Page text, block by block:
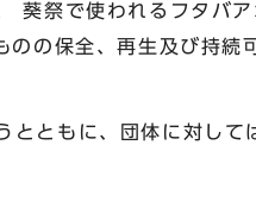
葵祭で使われるフタバ
の保全、再生及び持続
とともに、団体に対して